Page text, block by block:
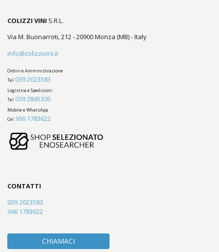
COLIZZI VINI S.R.L.
Via M. Buonarroti, 212 - 20900 Monza (MB) - Italy
info@colizzivini.it
Ordini e Amministrazione
Tel 039 2023583
Logistica e Spedizioni
Tel 039 2845305
Mobile e WhatsApp
Cel 366 1783622
CONTATTI
039 2023583
366 1783622
CHIAMACI